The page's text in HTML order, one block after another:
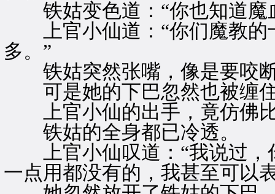
铁姑变色道：“你也知道魔
上官小仙道：“你们魔教的
多。”
铁姑突然张嘴，像是要咬
可是她的下巴忽然也被缠
上官小仙的出手，竟仿佛比
铁姑的全身都已冷透。
上官小仙叹道：“我说过，
一点用都没有的，我甚至可以